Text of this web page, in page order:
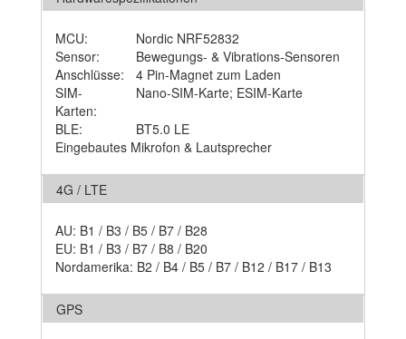
MCU:
Nordic NRF52832
Sensor:
Bewegungs- & Vibrations-Sensoren
Anschlüsse:
4 Pin-Magnet zum Laden
SIM-
Karten:
Nano-SIM-Karte; ESIM-Karte
BLE:
BT5.0 LE
Eingebautes Mikrofon & Lautsprecher
4G / LTE
AU: B1 / B3 / B5 / B7 / B28
EU: B1 / B3 / B7 / B8 / B20
Nordamerika: B2 / B4 / B5 / B7 / B12 / B17 / B13
GPS